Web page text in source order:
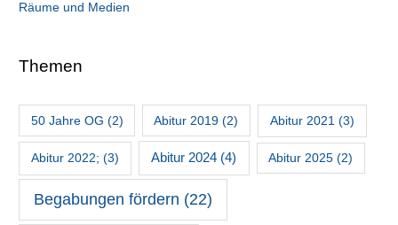
Räume und Medien
Themen
50 Jahre OG (2) Abitur 2019 (2) Abitur 2021 (3)
Abitur 2022; (3) Abitur 2024 (4) Abitur 2025 (2)
Begabungen fördern (22)